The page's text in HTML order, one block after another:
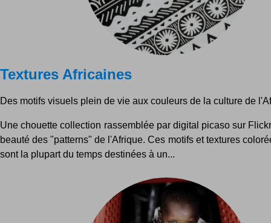
Textures Africaines
Des motifs visuels plein de vie aux couleurs de la culture de
Une chouette collection rassemblée par digital picaso sur
beauté des "patterns" de l'Afrique. Ces motifs et textures
sont la plupart du temps destinées à un...